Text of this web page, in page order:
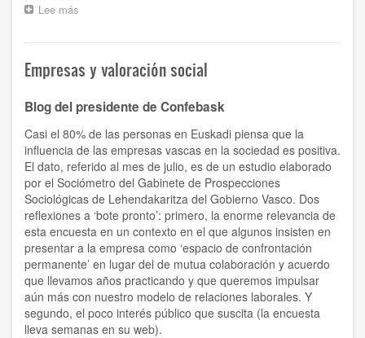
Lee más
candidatas
Premios
Europeos
de
Medio
Ambiente
que
se
decidirán
el
próximo
27
de
octubre
Empresas y valoración social
Blog del presidente de Confebask
Casi el 80% de las personas en Euskadi piensa que la
influencia de las empresas vascas en la sociedad es positiva.
El dato, referido al mes de julio, es de un estudio elaborado
por el Sociómetro del Gabinete de Prospecciones
Sociológicas de Lehendakaritza del Gobierno Vasco. Dos
reflexiones a ‘bote pronto’: primero, la enorme relevancia de
esta encuesta en un contexto en el que algunos insisten en
presentar a la empresa como ‘espacio de confrontación
permanente’ en lugar del de mutua colaboración y acuerdo
que llevamos años practicando y que queremos impulsar
aún más con nuestro modelo de relaciones laborales. Y
segundo, el poco interés público que suscita (la encuesta
lleva semanas en su web).